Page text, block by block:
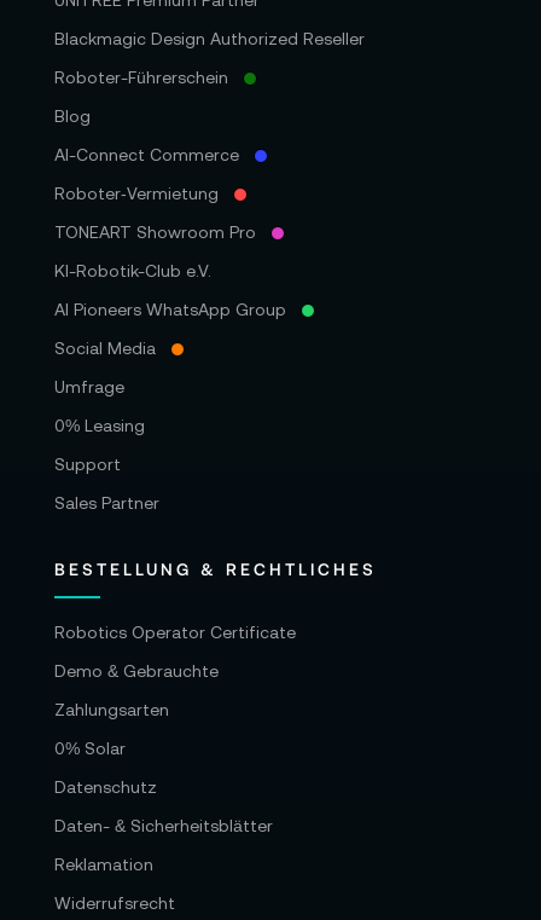
@toneartshop
Blackmagic Design Authorized Reseller
Roboter-Führerschein
Blog
AI-Connect Commerce
Roboter‑Vermietung
TONEART Showroom Pro
KI-Robotik-Club e.V.
AI Pioneers WhatsApp Group
Social Media
Umfrage
0% Leasing
Support
Sales Partner
BESTELLUNG & RECHTLICHES
Robotics Operator Certificate
Demo & Gebrauchte
Zahlungsarten
0% Solar
Datenschutz
Daten- & Sicherheitsblätter
Reklamation
Widerrufsrecht